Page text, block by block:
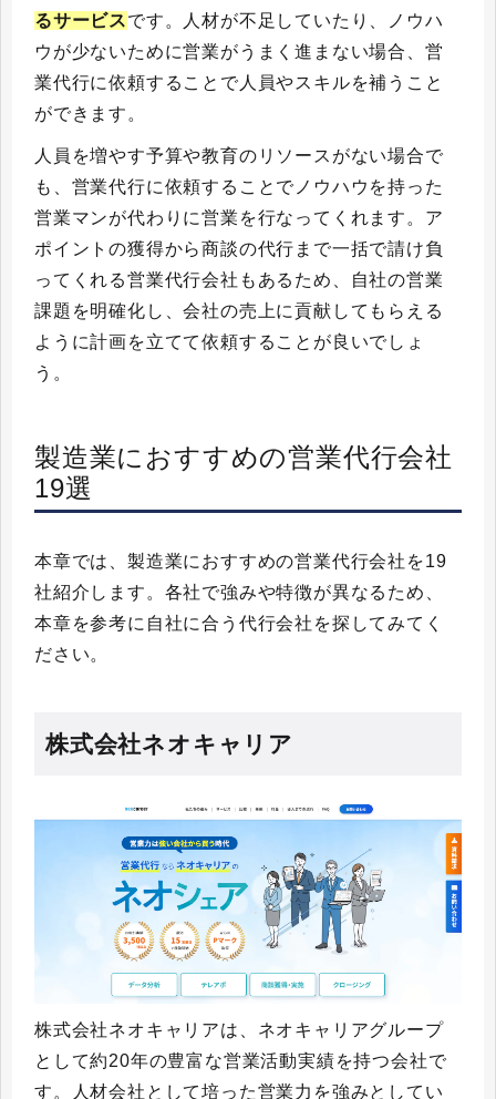
るサービスです。人材が不足していたり、ノウハ
ウが少ないために営業がうまく進まない場合、営
業代行に依頼することで人員やスキルを補うこと
ができます。
人員を増やす予算や教育のリソースがない場合で
も、営業代行に依頼することでノウハウを持った
営業マンが代わりに営業を行なってくれます。ア
ポイントの獲得から商談の代行まで一括で請け負
ってくれる営業代行会社もあるため、自社の営業
課題を明確化し、会社の売上に貢献してもらえる
ように計画を立てて依頼することが良いでしょ
う。
製造業におすすめの営業代行会社
19選
本章では、製造業におすすめの営業代行会社を19
社紹介します。各社で強みや特徴が異なるため、
本章を参考に自社に合う代行会社を探してみてく
ださい。
株式会社ネオキャリア
株式会社ネオキャリアは、ネオキャリアグループ
として約20年の豊富な営業活動実績を持つ会社で
す。人材会社として培った営業力を強みとしてい